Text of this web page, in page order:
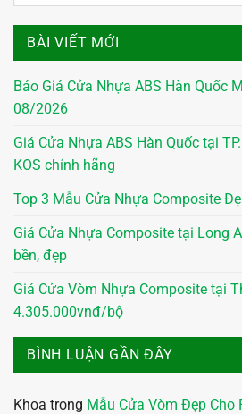
BÀI VIẾT MỚI
Báo Giá Cửa Nhựa ABS Hàn Quốc
08/2026
Giá Cửa Nhựa ABS Hàn Quốc tại
KOS chính hãng
Top 3 Mẫu Cửa Nhựa Composite
Giá Cửa Nhựa Composite tại Long
bền, đẹp
Giá Cửa Vòm Nhựa Composite tại
4.305.000vnđ/bộ
BÌNH LUẬN GẦN ĐÂY
Khoa trong Mẫu Cửa Vòm Đẹp Cho